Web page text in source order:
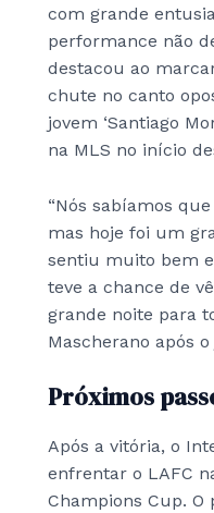
com grande
performance não
destacou ao
chute no canto
jovem ‘Santiago
na MLS no início
“Nós sabíamos
mas hoje foi um
sentiu muito bem
teve a chance de
grande noite para
Mascherano após o
Próximos
Após a vitória, o
enfrentar o LAFC
Champions Cup. O